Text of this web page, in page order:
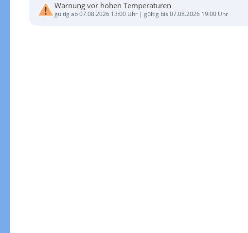
Warnung vor hohen Temperaturen
gültig ab 07.08.2026 13:00 Uhr | gültig bis 07.08.2026 19:00 Uhr